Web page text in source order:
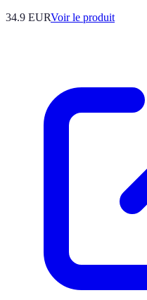
34.9 EURVoir le produit